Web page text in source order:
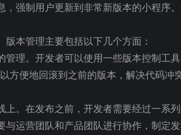
强制用户更新到非常新版本的小程序
本管理主要包括以下几个方面：
理。开发者可以使用一些版本控制工具
方便地回滚到之前的版本，解决代码冲
。在发布之前，开发者需要经过一系
运营团队和产品团队进行协作，制定